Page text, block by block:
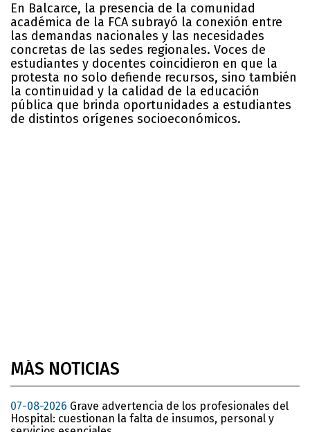
En Balcarce, la presencia de la comunidad
académica de la FCA subrayó la conexión entre
las demandas nacionales y las necesidades
concretas de las sedes regionales. Voces de
estudiantes y docentes coincidieron en que la
protesta no solo defiende recursos, sino también
la continuidad y la calidad de la educación
pública que brinda oportunidades a estudiantes
de distintos orígenes socioeconómicos.
MÁS NOTICIAS
07-08-2026 Grave advertencia de los profesionales del
Hospital: cuestionan la falta de insumos, personal y